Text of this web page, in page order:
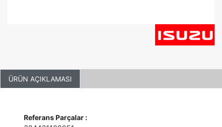
ÜRÜN AÇIKLAMASI
Referans Parçalar :